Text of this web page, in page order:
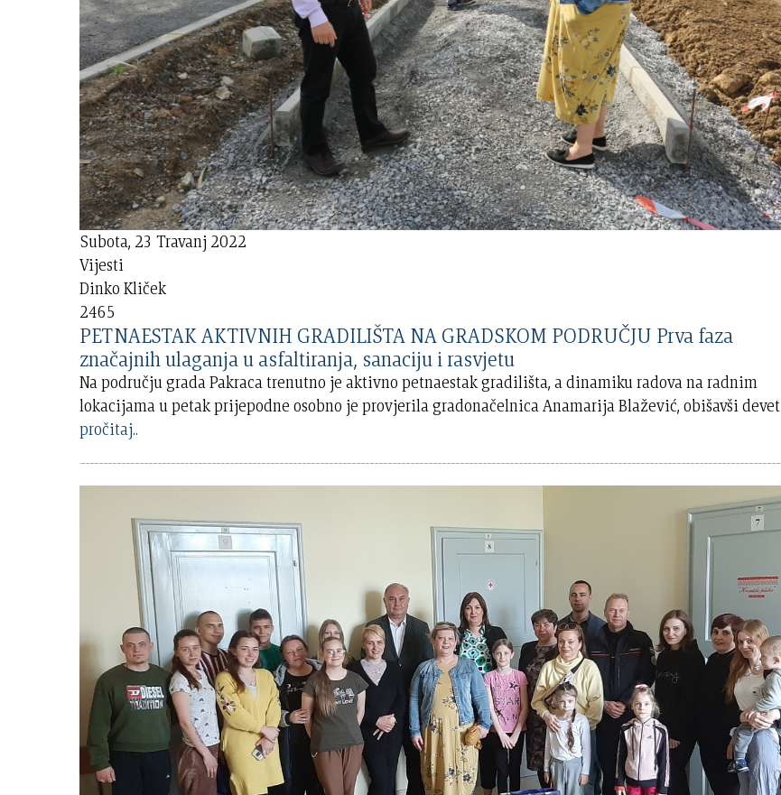
Subota, 23 Travanj 2022
Vijesti
Dinko Kliček
2465
PETNAESTAK AKTIVNIH GRADILIŠTA NA GRADSKOM PODRUČJU Prva faza
značajnih ulaganja u asfaltiranja, sanaciju i rasvjetu
Na području grada Pakraca trenutno je aktivno petnaestak gradilišta, a dinamiku radova na radnim
lokacijama u petak prijepodne osobno je provjerila gradonačelnica Anamarija Blažević, obišavši devet
pročitaj..